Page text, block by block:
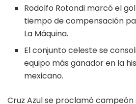
Rodolfo Rotondi marcó el
tiempo de compensación
La Máquina.
El conjunto celeste se
equipo más ganador en la
mexicano.
Cruz Azul se proclamó campeón